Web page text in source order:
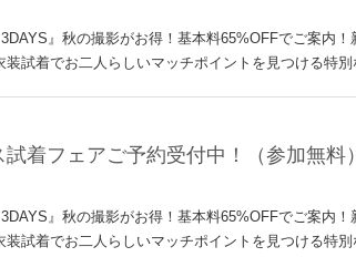
』秋の撮影がお得！基本料65%OFFでご案内！
試着でお二人らしいマッチポイントを見つける特別
着フェアご予約受付中！（参加無料）
』秋の撮影がお得！基本料65%OFFでご案内！
試着でお二人らしいマッチポイントを見つける特別